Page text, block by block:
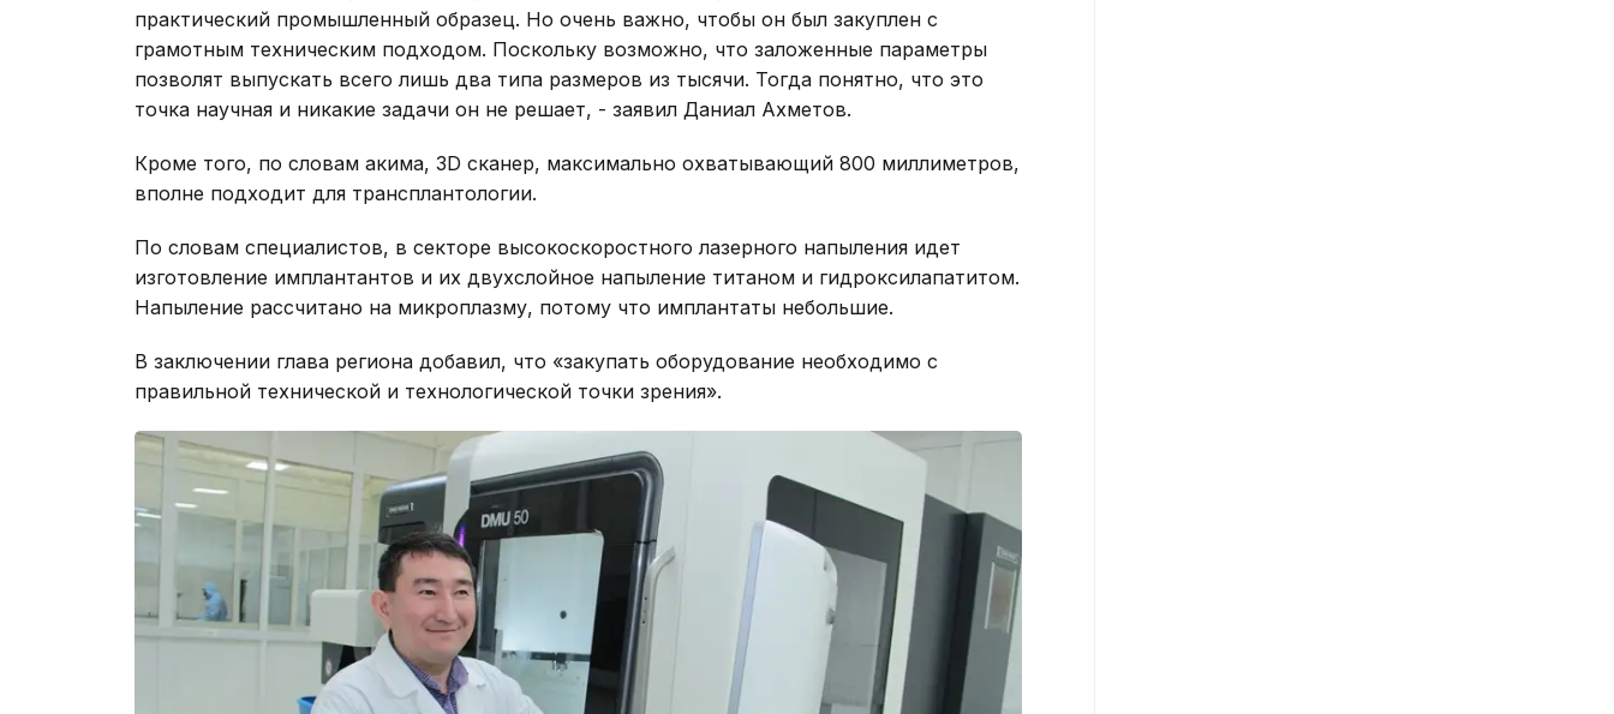
практический промышленный образец. Но очень важно, чтобы он был закуплен с
грамотным техническим подходом. Поскольку возможно, что заложенные параметры
позволят выпускать всего лишь два типа размеров из тысячи. Тогда понятно, что это
точка научная и никакие задачи он не решает, - заявил Даниал Ахметов.
Кроме того, по словам акима, 3D сканер, максимально охватывающий 800 миллиметров,
вполне подходит для трансплантологии.
По словам специалистов, в секторе высокоскоростного лазерного напыления идет
изготовление имплантантов и их двухслойное напыление титаном и гидроксилапатитом.
Напыление рассчитано на микроплазму, потому что имплантаты небольшие.
В заключении глава региона добавил, что «закупать оборудование необходимо с
правильной технической и технологической точки зрения».